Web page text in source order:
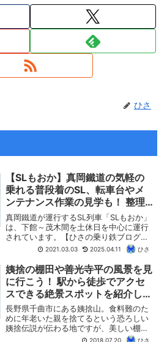
ひさ
【SLもおか】真岡鐵道の気軽の
乗れる普段着のSL、転車台やメ
ンテナンス作業の見学も！ 整理
券の予約方法も紹介します！
（2025年版）
真岡鐵道が運行するSL列車「SLもおか」
は、下館～茂木間を土休日を中心に運行
されています。【ひさの乗り鉄ブログ】
では、「SLもおか」の運転日やダイヤ、
SL整理券の予約方法などをわかりやすく
紹介します。また、「SLもおか」の乗車
記として、車内の様子や混雑状況なども
詳しく紹介します。
2021.03.03 2025.04.11 ひさ
姨捨の棚田や善光寺平の風景を見
に行こう！ 駅から徒歩でアクセ
スできる絶景スポットを紹介しま
す！
長野県千曲市にある姨捨山。食料難のた
めに年老いた親を捨てるという恐ろしい
姨捨伝説が伝わる地ですが、美しい棚田
の風景や、その向こうに広がる善光寺平
2018.07.20 ひさ